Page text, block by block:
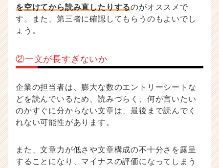
を空けてから読み直したりするのがオススメで
す。また、第三者に確認してもらうのもよいでし
ょう。
②一文が長すぎないか
企業の担当者は、膨大な数のエントリーシートな
どを読んでいるため、読みづらく、何が言いたい
のかすぐに分からない文章は、最後まで読んでく
れない可能性があります。
また、文章力が低さや文章構成の不十分さを露呈
することになり、マイナスの評価になってしまう